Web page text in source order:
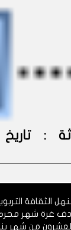
: تاريخ
الثقافة
غرة شهر
العشرون من شهر